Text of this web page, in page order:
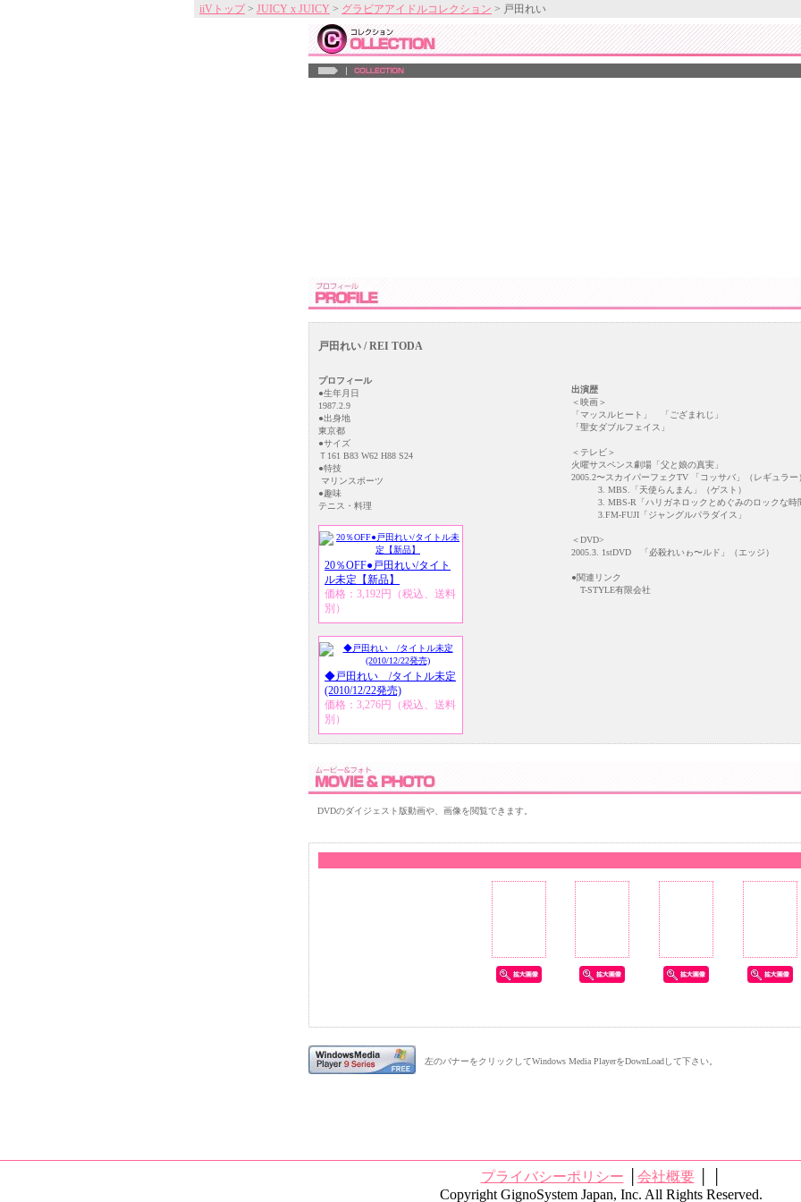
iiVトップ> JUICY x JUICY > グラビアアイドルコレクション > 戸田れい
戸田れい / REI TODA
プロフィール
●生年月日
1987.2.9
●出身地
東京都
●サイズ
Ｔ161 B83 W62 H88 S24
●特技
マリンスポーツ
●趣味
テニス・料理
20％OFF●戸田れい/タイト
ル未定【新品】
価格：3,192円（税込、送料
別）
◆戸田れい /タイトル未定
(2010/12/22発売)
価格：3,276円（税込、送料
別）
出演歴
＜映画＞
「マッスルヒート」 「ござまれじ」
「聖女ダブルフェイス」
＜テレビ＞
火曜サスペンス劇場「父と娘の真実」
2005.2〜スカイパーフェクTV 「コッサバ」（レギュラー
3. MBS.「天使らんまん」（ゲスト）
3. MBS-R「ハリガネロックとめぐみのロックな時
3.FM-FUJI「ジャングルパラダイス」
＜DVD>
2005.3. 1stDVD 「必殺れいゎ〜ルド」（エッジ）
●関連リンク
T-STYLE有限会社
DVDのダイジェスト版動画や、画像を閲覧できます。
左のバナーをクリックしてWindows Media PlayerをDownLoadして下さい。